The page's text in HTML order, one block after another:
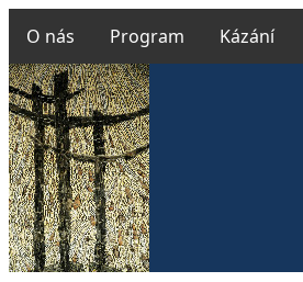
O nás Program Kázání